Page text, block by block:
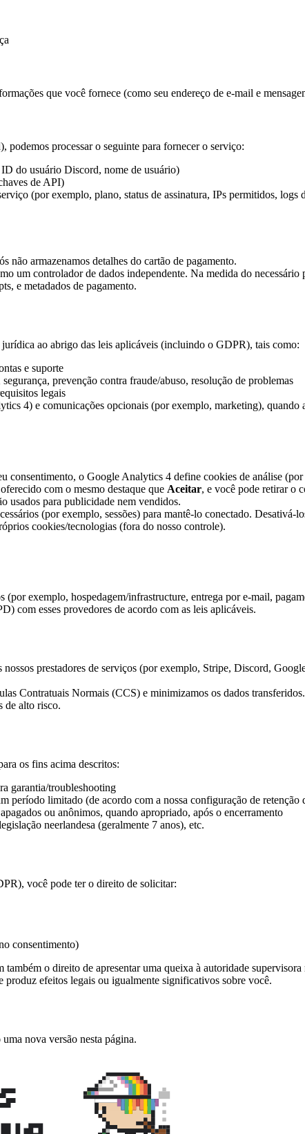
que você fornece (como seu endereço de e-mail e
processar o seguinte para fornecer o serviço:
do usuário Discord, nome de usuário)
de API)
(por exemplo, plano, status de assinatura, IPs permitidos, logs
não armazenamos detalhes do cartão de pagamento.
um controlador de dados independente. Na medida do
e metadados de pagamento.
jurídica ao abrigo das leis aplicáveis (incluindo o GDPR), tais como:
e suporte
prevenção contra fraude/abuso, resolução de problemas
legais
4) e comunicações opcionais (por exemplo, marketing),
consentimento, o Google Analytics 4 define cookies de análise
com o mesmo destaque que Aceitar, e você pode retirar o
usados para publicidade nem vendidos.
(por exemplo, sessões) para mantê-lo conectado. Desativá-
cookies/tecnologias (fora do nosso controle).
(por exemplo, hospedagem/infrastructure, entrega por e-mail,
com esses provedores de acordo com as leis aplicáveis.
prestadores de serviços (por exemplo, Stripe, Discord,
Contratuais Normais (CCS) e minimizamos os dados
de alto risco.
os fins acima descritos:
garantia/troubleshooting
período limitado (de acordo com a nossa configuração de retenção
ou anônimos, quando apropriado, após o encerramento
neerlandesa (geralmente 7 anos), etc.
você pode ter o direito de solicitar:
consentimento)
também o direito de apresentar uma queixa à autoridade
efeitos legais ou igualmente significativos sobre você.
nova versão nesta página.